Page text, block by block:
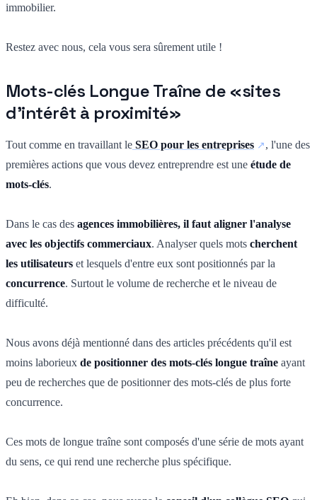
immobilier.
Restez avec nous, cela vous sera sûrement utile !
Mots-clés Longue Traîne de «sites
d'intérêt à proximité»
Tout comme en travaillant le SEO pour les entreprises
, l'une des
premières actions que vous devez entreprendre est une étude de
mots-clés.
Dans le cas des agences immobilières, il faut aligner l'analyse
avec les objectifs commerciaux. Analyser quels mots cherchent
les utilisateurs et lesquels d'entre eux sont positionnés par la
concurrence. Surtout le volume de recherche et le niveau de
difficulté.
Nous avons déjà mentionné dans des articles précédents qu'il est
moins laborieux de positionner des mots-clés longue traîne ayant
peu de recherches que de positionner des mots-clés de plus forte
concurrence.
Ces mots de longue traîne sont composés d'une série de mots ayant
du sens, ce qui rend une recherche plus spécifique.